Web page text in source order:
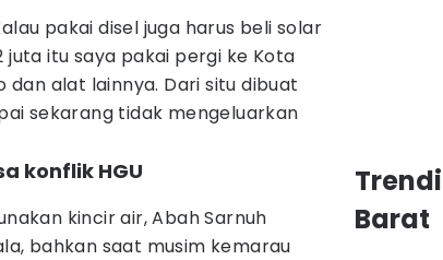
pakai disel juga harus beli solar
juta itu saya pakai pergi ke Kota
dan alat lainnya. Dari situ dibuat
sekarang tidak mengeluarkan
konflik HGU
kincir air, Abah Sarnuh
bahkan saat musim kemarau
Barat